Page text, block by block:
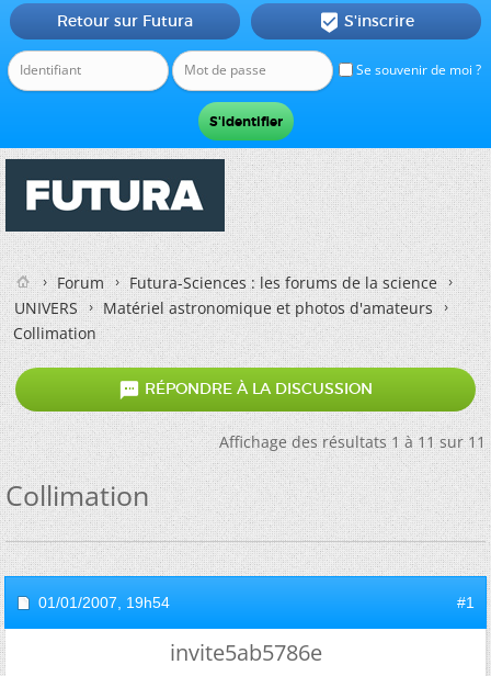
Se souvenir de moi ?
Retour sur Futura  S'inscrire
Forum
Futura-Sciences : les forums de la science
UNIVERS
Matériel astronomique et photos d'amateurs
Collimation
 RÉPONDRE À LA DISCUSSION
Affichage des résultats 1 à 11 sur 11
Collimation
01/01/2007, 19h54 #1
invite5ab5786e